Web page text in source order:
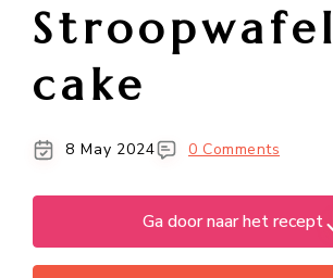
Stroopwafel
cake
8 May 2024 0 Comments
Ga door naar het recept